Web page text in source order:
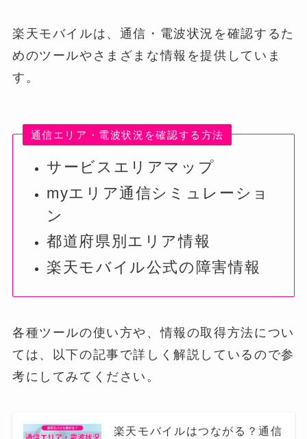
楽天モバイルは、通信・電波状況を確認するた
めのツールやさまざまな情報を提供していま
す。
通信エリア・電波状況を確認する方法
サービスエリアマップ
myエリア通信シミュレーショ
ン
都道府県別エリア情報
楽天モバイル公式の障害情報
各種ツールの使い方や、情報の取得方法につい
ては、以下の記事で詳しく解説しているので参
考にしてみてください。
楽天モバイルはつながる？通信